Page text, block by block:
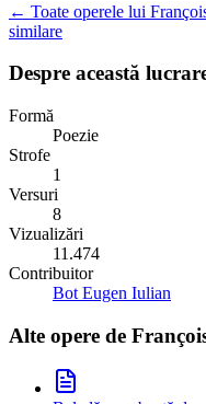
← Toate operele lui
similare
Despre această
Formă
Poezie
Strofe
1
Versuri
8
Vizualizări
11.474
Contribuitor
Bot Eugen Iulian
Alte opere de